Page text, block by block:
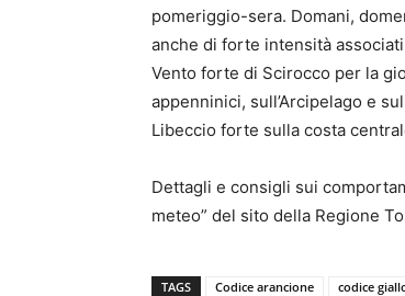
pomeriggio-sera. Domani,
anche di forte intensità
Vento forte di Scirocco per la
appenninici, sull’Arcipelago e
Libeccio forte sulla costa
Dettagli e consigli sui
meteo” del sito della Regione
TAGS Codice arancione codice